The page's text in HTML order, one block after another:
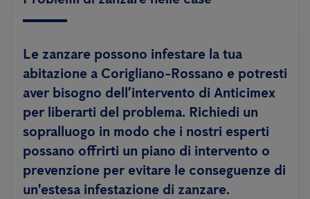
Le zanzare possono infestare la tua
abitazione a Corigliano-Rossano e potresti
aver bisogno dell’intervento di Anticimex
per liberarti del problema. Richiedi un
sopralluogo in modo che i nostri esperti
possano offrirti un piano di intervento o
prevenzione per evitare le conseguenze di
un'estesa infestazione di zanzare.